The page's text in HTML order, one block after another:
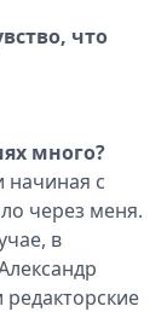
что
много?
начиная с
через меня.
в